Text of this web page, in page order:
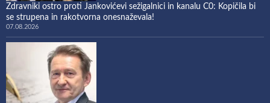
Zdravniki ostro proti Jankovićevi sežigalnici in kanalu C0: Kopičila bi
se strupena in rakotvorna onesnaževala!
07.08.2026